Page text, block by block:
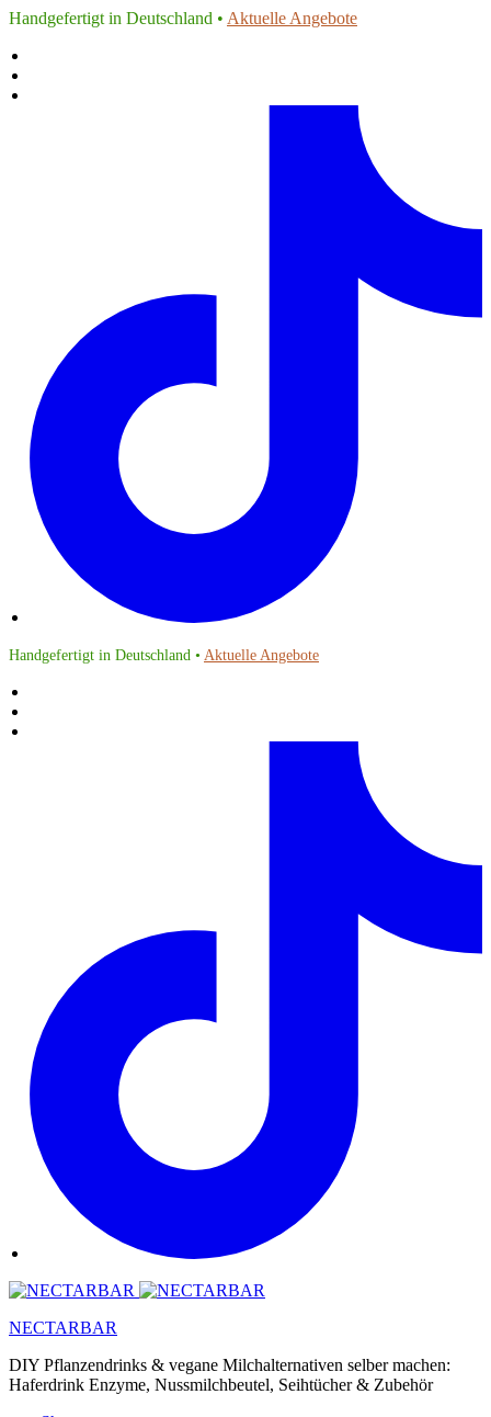
Handgefertigt in Deutschland • Aktuelle Angebote
Handgefertigt in Deutschland • Aktuelle Angebote
NECTARBAR
DIY Pflanzendrinks & vegane Milchalternativen selber machen:
Haferdrink Enzyme, Nussmilchbeutel, Seihtücher & Zubehör